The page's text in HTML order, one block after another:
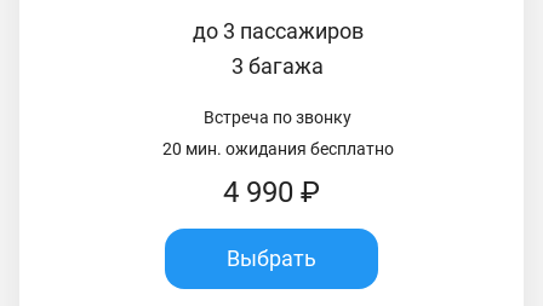
до 3 пассажиров
3 багажа
Встреча по звонку
20 мин. ожидания бесплатно
4 990 ₽
Выбрать